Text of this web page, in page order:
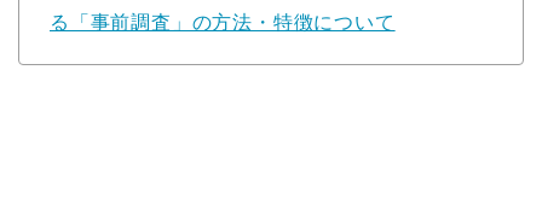
る「事前調査」の方法・特徴について